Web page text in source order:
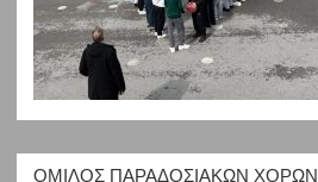
ΟΜΙΛΟΣ ΠΑΡΑΔΟΣΙΑΚΩΝ ΧΟΡΩΝ